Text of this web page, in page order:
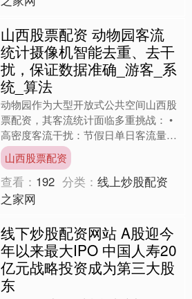
山西股票配资 动物园客流
统计摄像机智能去重、去干
扰，保证数据准确_游客_系
统_算法
动物园作为大型开放式公共空间山西股
票配资，其客流统计面临多重挑战： •
高密度客流干扰：节假日单日客流量常
突破数万人次，游客行进轨迹重叠率
高，传统红外或单目摄像....
山西股票配资
查看： 192 分类：线上炒股配资
之家网
线下炒股配资网站 A股迎今
年以来最大IPO 中国人寿20
亿元战略投资成为第三大股
东